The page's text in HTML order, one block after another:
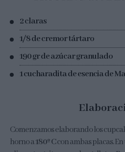
2 claras
1/8 de cremor tártaro
190 gr de azúcar granulado
1 cucharadita de esencia de
Comenzamos elaborando los
horno a180º Ccon ambas placas.